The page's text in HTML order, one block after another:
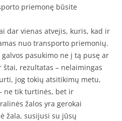
priemonę būsite
dar vienas atvejis, kuris, kad ir
nuo transporto priemonių.
pasukimo ne į tą pusę ar
rezultatas – nelaimingas
jog tokių atsitikimų metu,
ne tik turtinės, bet ir
žalos yra gerokai
žala, susijusi su jūsų